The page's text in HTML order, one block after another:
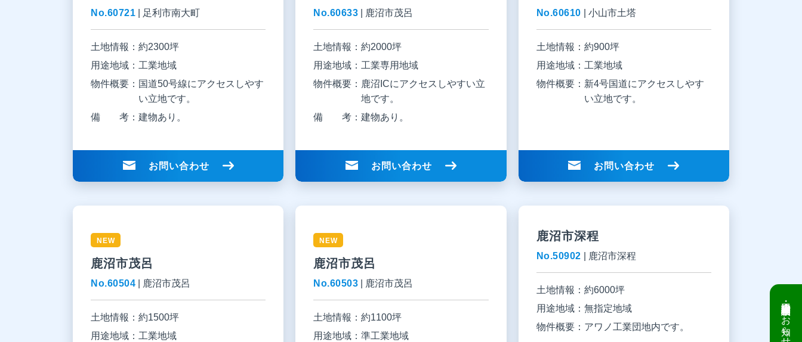
倉庫・工場建設 個別相談会のお知らせ
No.60721 足利市南大町
土地情報： 約2300坪
用途地域： 工業地域
物件概要： 国道50号線にアクセスしやす
い立地です。
備 考： 建物あり。
お問い合わせ
No.60633 鹿沼市茂呂
土地情報：約2000坪
用途地域： 工業専用地域
物件概要： 鹿沼ICにアクセスしやすい立
地です。
備 考：建物あり。
お問い合わせ
No.60610 小山市土塔
土地情報： 約900坪
用途地域： 工業地域
物件概要： 新4号国道にアクセスしやす
い立地です。
お問い合わせ
NEW
鹿沼市茂呂
No.60504 鹿沼市茂呂
土地情報： 約1500坪
用途地域： 工業地域
NEW
鹿沼市茂呂
No.60503 鹿沼市茂呂
土地情報：約1100坪
用途地域：準工業地域
鹿沼市深程
No.50902 鹿沼市深程
土地情報： 約6000坪
用途地域： 無指定地域
物件概要： アワノ工業団地内です。